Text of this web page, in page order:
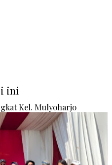
ini
Kel. Mulyoharjo